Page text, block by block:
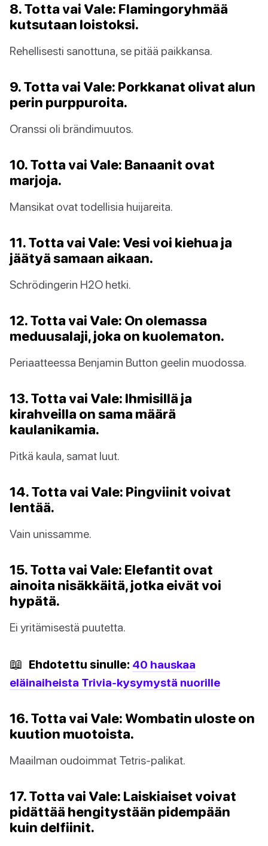
8. Totta vai Vale: Flamingoryhmää
kutsutaan loistoksi.
Rehellisesti sanottuna, se pitää paikkansa.
9. Totta vai Vale: Porkkanat olivat alun
perin purppuroita.
Oranssi oli brändimuutos.
10. Totta vai Vale: Banaanit ovat
marjoja.
Mansikat ovat todellisia huijareita.
11. Totta vai Vale: Vesi voi kiehua ja
jäätyä samaan aikaan.
Schrödingerin H2O hetki.
12. Totta vai Vale: On olemassa
meduusalaji, joka on kuolematon.
Periaatteessa Benjamin Button geelin muodossa.
13. Totta vai Vale: Ihmisillä ja
kirahveilla on sama määrä
kaulanikamia.
Pitkä kaula, samat luut.
14. Totta vai Vale: Pingviinit voivat
lentää.
Vain unissamme.
15. Totta vai Vale: Elefantit ovat
ainoita nisäkkäitä, jotka eivät voi
hypätä.
Ei yritämisestä puutetta.
📖 Ehdotettu sinulle: 40 hauskaa
eläinaiheista Trivia-kysymystä nuorille
16. Totta vai Vale: Wombatin uloste on
kuution muotoista.
Maailman oudoimmat Tetris-palikat.
17. Totta vai Vale: Laiskiaiset voivat
pidättää hengitystään pidempään
kuin delfiinit.